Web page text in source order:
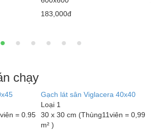
183,000đ
chạy
= 0.95
Gạch lát sân Viglacera 40x40
Loại 1
30 x 30 cm (Thùng11viên = 0,99
m² )